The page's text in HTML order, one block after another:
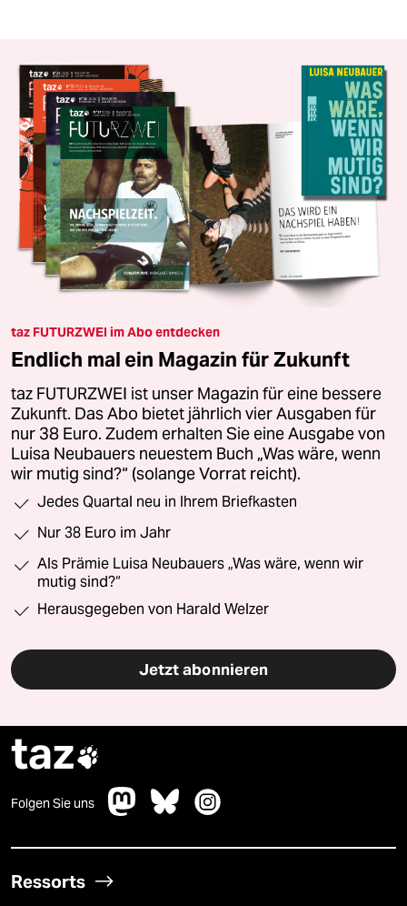
taz FUTURZWEI im Abo entdecken
Endlich mal ein Magazin für Zukunft
taz FUTURZWEI ist unser Magazin für eine bessere
Zukunft. Das Abo bietet jährlich vier Ausgaben für
nur 38 Euro. Zudem erhalten Sie eine Ausgabe von
Luisa Neubauers neuestem Buch „Was wäre, wenn
wir mutig sind?“ (solange Vorrat reicht).
Jedes Quartal neu in Ihrem Briefkasten
Nur 38 Euro im Jahr
Als Prämie Luisa Neubauers „Was wäre, wenn wir
mutig sind?“
Herausgegeben von Harald Welzer
Jetzt abonnieren
taz
Folgen Sie uns
Ressorts